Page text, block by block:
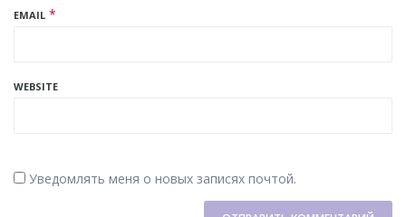
EMAIL *
WEBSITE
Уведомлять меня о новых записях почтой.